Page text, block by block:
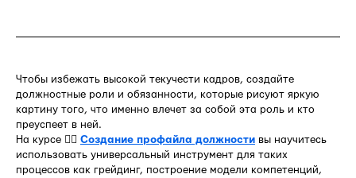
Чтобы избежать высокой текучести кадров, создайте
должностные роли и обязанности, которые рисуют яркую
картину того, что именно влечет за собой эта роль и кто
преуспеет в ней.
На курсе 👉🏻 Создание профайла должности вы научитесь
использовать универсальный инструмент для таких
процессов как грейдинг, построение модели компетенций,